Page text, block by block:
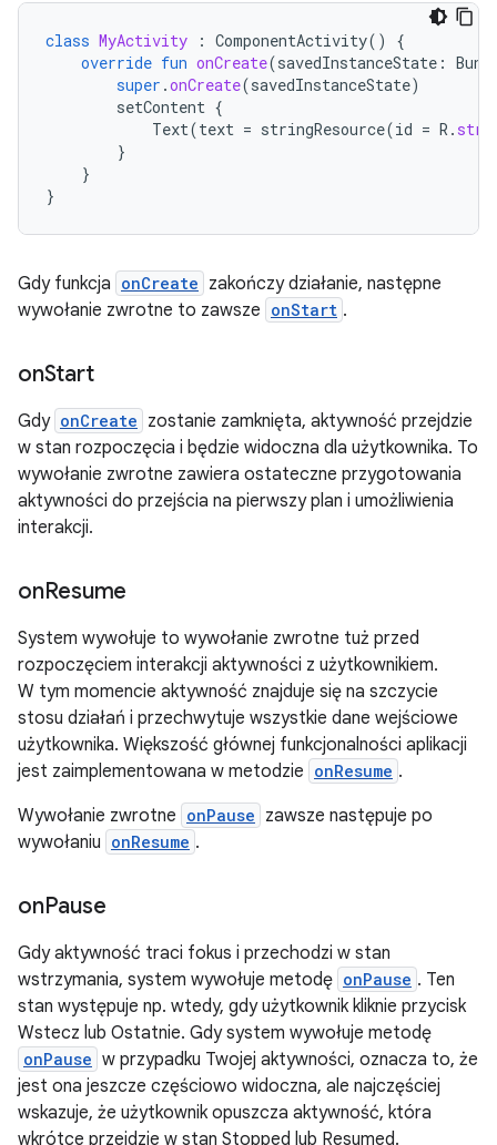
class MyActivity : ComponentActivity()
{
override fun onCreate(savedInstanceState :
super .onCreate(savedInstanceState)
setContent {
Text(text = stringResource(id = R .
}
}
}
Gdy funkcja onCreate zakończy działanie, następne
wywołanie zwrotne to zawsze onStart .
onStart
Gdy onCreate zostanie zamknięta, aktywność przejdzie
w stan rozpoczęcia i będzie widoczna dla użytkownika. To
wywołanie zwrotne zawiera ostateczne przygotowania
aktywności do przejścia na pierwszy plan i umożliwienia
interakcji.
onResume
System wywołuje to wywołanie zwrotne tuż przed
rozpoczęciem interakcji aktywności z użytkownikiem.
W tym momencie aktywność znajduje się na szczycie
stosu działań i przechwytuje wszystkie dane wejściowe
użytkownika. Większość głównej funkcjonalności aplikacji
jest zaimplementowana w metodzie onResume .
Wywołanie zwrotne onPause zawsze następuje po
wywołaniu onResume .
onPause
Gdy aktywność traci fokus i przechodzi w stan
wstrzymania, system wywołuje metodę onPause . Ten
stan występuje np. wtedy, gdy użytkownik kliknie przycisk
Wstecz lub Ostatnie. Gdy system wywołuje metodę
onPause w przypadku Twojej aktywności, oznacza to, że
jest ona jeszcze częściowo widoczna, ale najczęściej
wskazuje, że użytkownik opuszcza aktywność, która
wkrótce przejdzie w stan Stopped lub Resumed.